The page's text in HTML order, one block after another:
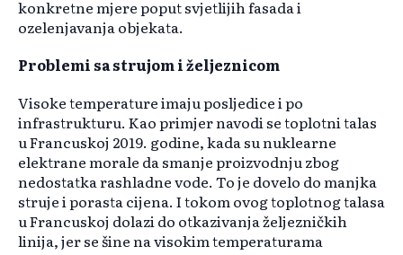
konkretne mjere poput svjetlijih fasada i
ozelenjavanja objekata.
Problemi sa strujom i željeznicom
Visoke temperature imaju posljedice i po
infrastrukturu. Kao primjer navodi se toplotni talas
u Francuskoj 2019. godine, kada su nuklearne
elektrane morale da smanje proizvodnju zbog
nedostatka rashladne vode. To je dovelo do manjka
struje i porasta cijena. I tokom ovog toplotnog talasa
u Francuskoj dolazi do otkazivanja željezničkih
linija, jer se šine na visokim temperaturama